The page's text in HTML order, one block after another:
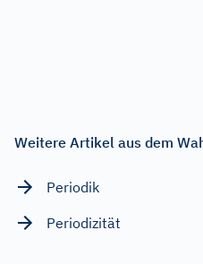
Weitere Artikel aus dem
Periodik
Periodizität